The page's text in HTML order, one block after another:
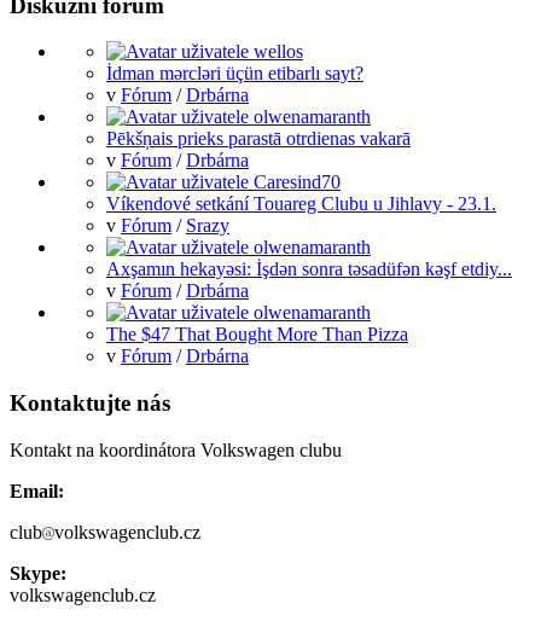
İdman mərcləri üçün etibarlı sayt?
v Fórum /Drbárna
Pēkšņais prieks parastā otrdienas vakarā
v Fórum /Drbárna
Víkendové setkání Touareg Clubu u Jihlavy - 23.1.
v Fórum / Srazy
Axşamın hekayəsi: İşdən sonra təsadüfən kəşf etdiy...
v Fórum /Drbárna
The $47 That Bought More Than Pizza
v Fórum /Drbárna
Kontaktujte nás
Kontakt na koordinátora Volkswagen clubu
Email:
club volkswagenclub.cz
Skype:
volkswagenclub.cz